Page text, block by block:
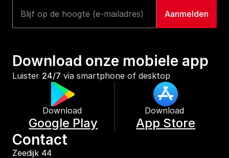
Download onze mobiele app
Luister 24/7 via smartphone of desktop
Download
Google Play
Download
App Store
Contact
Zeedijk 44